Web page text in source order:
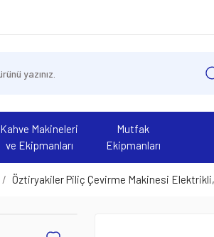
Kahve Makineleri
ve Ekipmanları
Mutfak
Ekipmanları
Öztiryakiler Piliç Çevirme Makinesi